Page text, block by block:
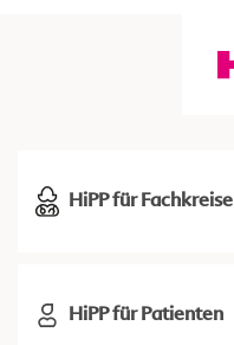
HiPP für Fachkreise
HiPP für Patienten